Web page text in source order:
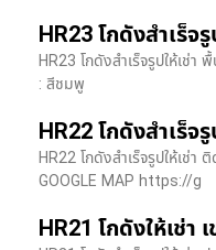
HR23 โกดังสำเร็จ
HR23 โกดังสำเร็จรูปให้เช่
: สีชมพู
HR22 โกดังสำเร็
HR22 โกดังสำเร็จรูปให้เช่
GOOGLE MAP https://g
HR21 โกดังให้เช่า